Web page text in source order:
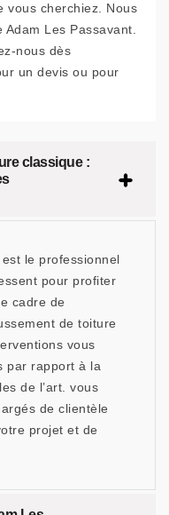
vous cherchiez. Nous
Les Passavant.
nous dès
un devis ou pour
classique :
le professionnel
pour profiter
cadre de
de toiture
vous
par rapport à la
de l’art. vous
de clientèle
projet et de